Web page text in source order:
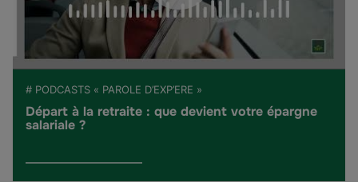
# PODCASTS « PAROLE D’EXP’ERE »
Départ à la retraite : que devient votre épargne
salariale ?